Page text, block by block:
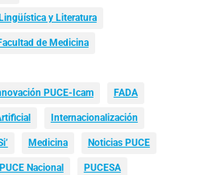
y Literatura
de Medicina
PUCE-Icam FADA
Internacionalización
Medicina Noticias PUCE
PUCE Nacional PUCESA